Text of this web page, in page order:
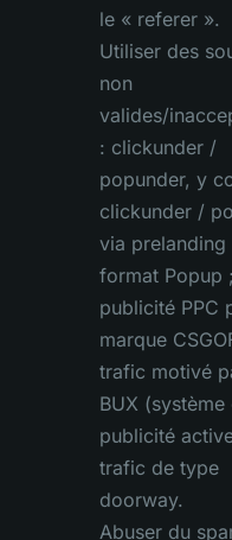
le « referer ».
Utiliser des
non
valides/
: clickunder /
popunder, y
clickunder /
via prelanding
format Popup
publicité PPC
marque
trafic motivé
BUX (système
publicité
trafic de type
doorway.
Abuser du